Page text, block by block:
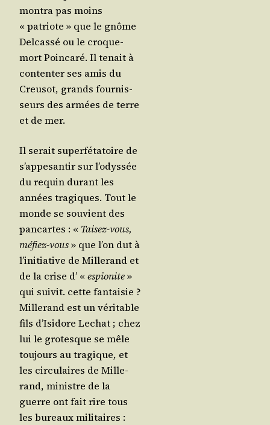
mon­tra pas moins
« patriote » que le gnôme
Del­cas­sé ou le croque-
mort Poin­ca­ré. Il tenait à
conten­ter ses amis du
Creu­sot, grands four­nis­
seurs des armées de terre
et de mer.
Il serait super­fé­ta­toire de
s’ap­pe­san­tir sur l’o­dys­sée
du requin durant les
années tra­giques. Tout le
monde se sou­vient des
pan­cartes : « Tai­sez-vous,
méfiez-vous» que l’on dut à
l’i­ni­tia­tive de Mil­le­rand et
de la crise d’ « espio­nite»
qui sui­vit. cette fan­tai­sie ?
Mil­le­rand est un véri­table
fils d’I­si­dore Lechat ; chez
lui le gro­tesque se mêle
tou­jours au tra­gique, et
les cir­cu­laires de Mil­le­
rand, ministre de la
guerre ont fait rire tous
les bureaux mili­taires :